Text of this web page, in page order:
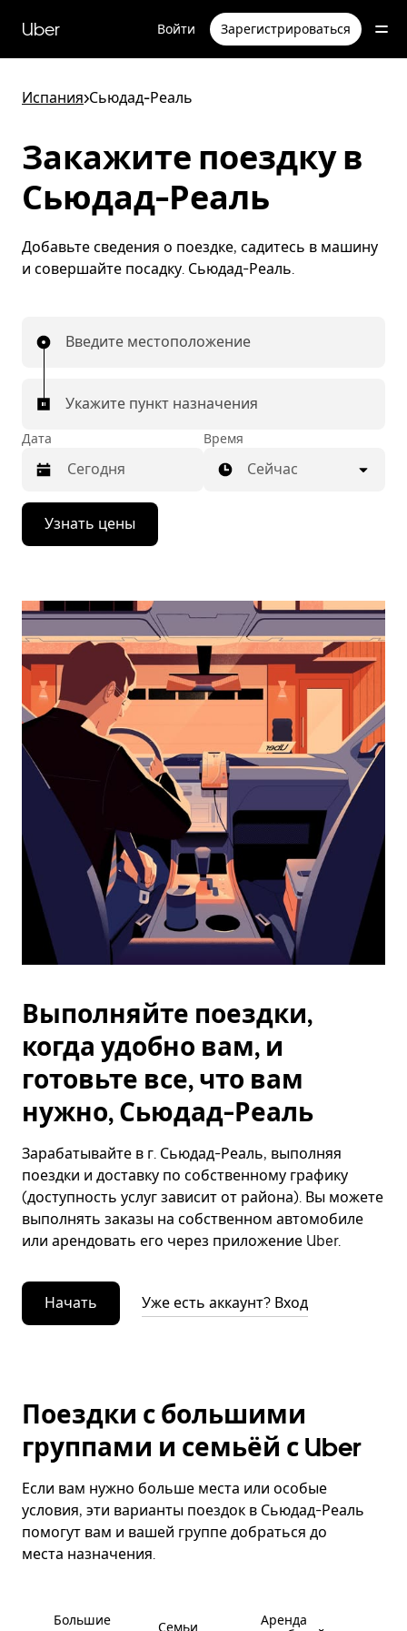
перейти
к
Uber Войти Зарегистрироваться
Испания>Сьюдад-Реаль
Закажите поездку в
Сьюдад-Реаль
Добавьте сведения о поездке, садитесь в машину
и совершайте посадку. Сьюдад-Реаль.
Введите местоположение
Укажите пункт назначения
Дата
Нажмите
стрелку
вниз,
календарю
выбрать
дату.
Чтобы
закрыть
календарь,
нажмите
Esc.
Время
Сейчас
Узнать цены
Выполняйте поездки,
когда удобно вам, и
готовьте все, что вам
нужно, Сьюдад-Реаль
Зарабатывайте в г. Сьюдад-Реаль, выполняя
поездки и доставку по собственному графику
(доступность услуг зависит от района). Вы можете
выполнять заказы на собственном автомобиле
или арендовать его через приложение Uber.
Начать Уже есть аккаунт? Вход
Поездки с большими
группами и семьёй с Uber
Если вам нужно больше места или особые
условия, эти варианты поездок в Сьюдад-Реаль
помогут вам и вашей группе добраться до
места назначения.
Большие
Семьи
Аренда